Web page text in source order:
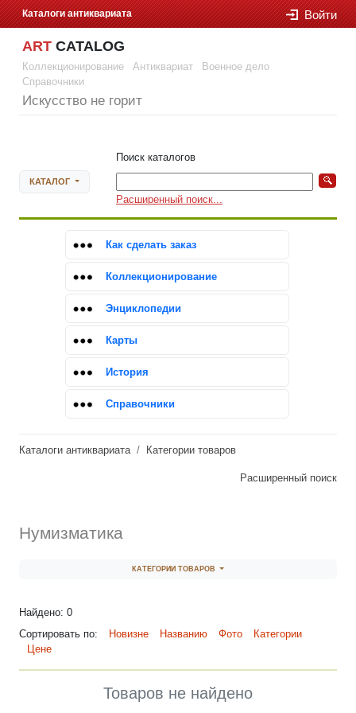
Войти
Каталоги антиквариата
ART CATALOG
Коллекционирование Антиквариат
Военное дело
Справочники
Искусство не горит
КАТАЛОГ
Поиск каталогов
Расширенный поиск...
Как сделать заказ
Коллекционирование
Энциклопедии
Карты
История
Справочники
Каталоги антиквариата Категории товаров
Расширенный поиск
Нумизматика
КАТЕГОРИИ ТОВАРОВ
Найдено: 0
Сортировать по:
Новизне Названию Фото
Категории
Цене
Товаров не найдено